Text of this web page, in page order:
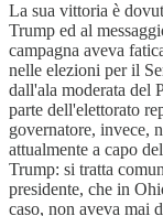
La sua vittoria è
Trump ed al
campagna aveva
nelle elezioni per il
dall'ala moderata del
parte dell'elettorato
governatore, invece,
attualmente a capo
Trump: si tratta
presidente, che in
caso, non aveva mai